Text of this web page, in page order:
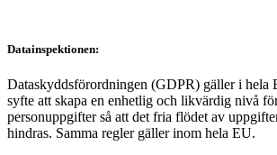
Datainspektionen:
Dataskyddsförordningen (GDPR) gäller i hela
syfte att skapa en enhetlig och likvärdig nivå
personuppgifter så att det fria flödet av
hindras. Samma regler gäller inom hela EU.